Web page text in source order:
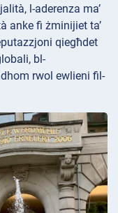
l-aderenza ma’
anke fi żminijiet ta’
qiegħdet
bl-
rwol ewlieni fil-